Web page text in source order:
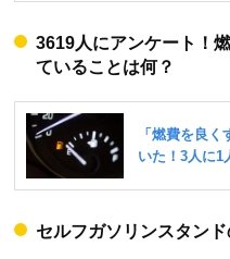
3619人にアンケート！
ていることは何？
セルフガソリンスタンド